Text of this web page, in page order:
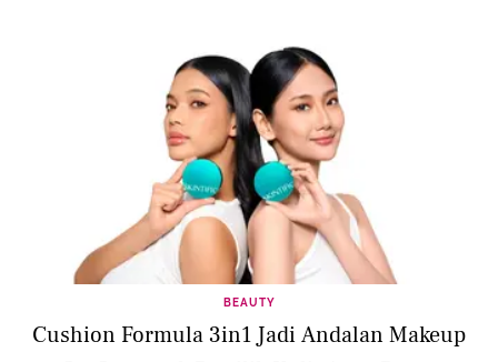
BEAUTY
Cushion Formula 3in1 Jadi Andalan Makeup